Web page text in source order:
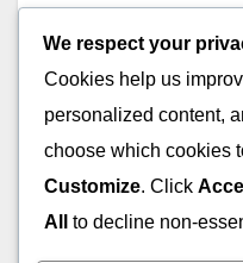
Post
navigation
Annonces de
expirés au Royaume-
pour la croissance des
entreprises locales
We respect your
Cookies help us
personalized content,
choose which cookies
Customize. Click
All
to decline non-